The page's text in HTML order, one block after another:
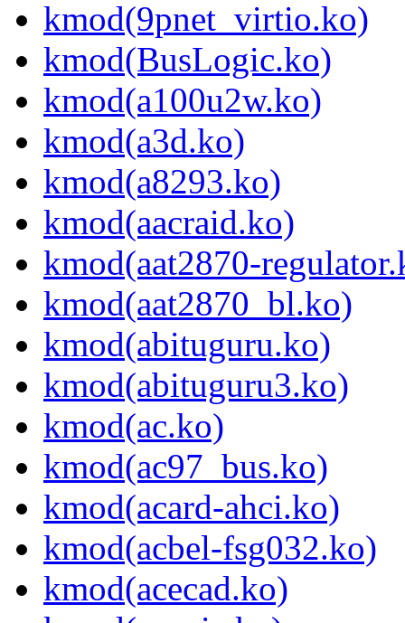
kmod(9pnet_virtio.ko)
kmod(BusLogic.ko)
kmod(a100u2w.ko)
kmod(a3d.ko)
kmod(a8293.ko)
kmod(aacraid.ko)
kmod(aat2870-
kmod(aat2870_bl.ko)
kmod(abituguru.ko)
kmod(abituguru3.ko)
kmod(ac.ko)
kmod(ac97_bus.ko)
kmod(acard-ahci.ko)
kmod(acbel-fsg032.ko)
kmod(acecad.ko)